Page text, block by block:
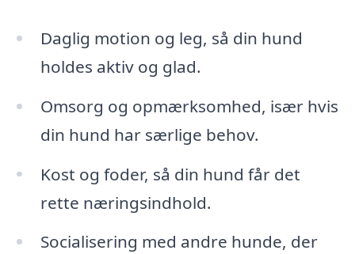
Daglig motion og leg, så din hund
holdes aktiv og glad.
Omsorg og opmærksomhed, især hvis
din hund har særlige behov.
Kost og foder, så din hund får det
rette næringsindhold.
Socialisering med andre hunde, der